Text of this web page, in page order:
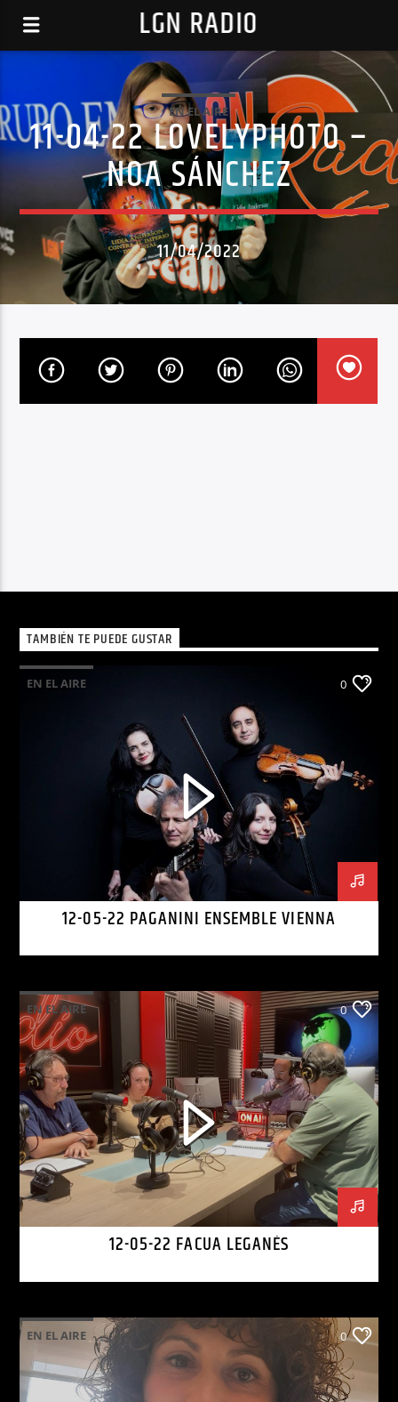
LGN RADIO
EN EL AIRE
11-04-22 LOVELYPHOTO –
NOA SÁNCHEZ
11/04/2022
TAMBIÉN TE PUEDE GUSTAR
EN EL AIRE 0
12-05-22 PAGANINI ENSEMBLE VIENNA
EN EL AIRE 0
12-05-22 FACUA LEGANÉS
EN EL AIRE 0